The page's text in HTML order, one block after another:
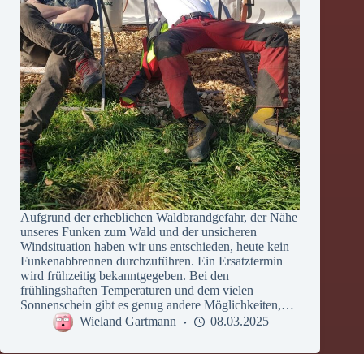
Aufgrund der erheblichen Waldbrandgefahr, der Nähe
unseres Funken zum Wald und der unsicheren
Windsituation haben wir uns entschieden, heute kein
Funkenabbrennen durchzuführen. Ein Ersatztermin
wird frühzeitig bekanntgegeben. Bei den
frühlingshaften Temperaturen und dem vielen
Sonnenschein gibt es genug andere Möglichkeiten,…
Wieland Gartmann
08.03.2025